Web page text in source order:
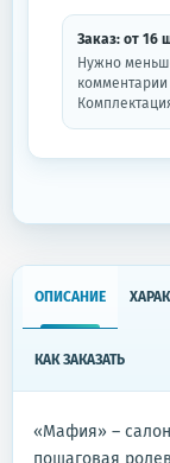
Заказ: от 16
Нужно
ОПИСАНИЕ
КАК ЗАКАЗАТЬ
«Мафия» –
пошаговая